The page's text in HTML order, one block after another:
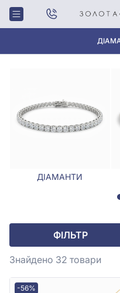
Головна Браслети
БРАСЛЕТИ
ДІАМАНТИ
ФІЛЬТР
Знайдено 32 товари
-56%